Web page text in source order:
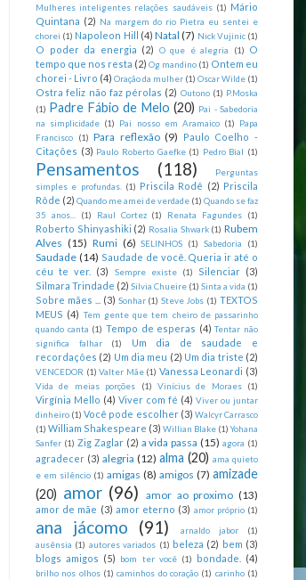
Mulheres inteligentes relações saudáveis (1) Mário
Quintana (2)
Na margem do rio Pietra eu sentei e
chorei (1) Napoleon Hill (4) Natal (7) Nick Vujinic (1)
O poder da energia (2) O que é alegria (1)
O
tempo que nos resta (2) Og mandino (1) Ontem eu
chorei - Livro (4) Oração da mulher (1) Oscar Wilde (1)
Ostra feliz não faz pérolas (2) Outono (1) P.Moska
(1) Padre Fábio de Melo (20)
Pai - Sabedoria
na simplicidade (1) Pai nosso em Aramaico (1)
Papa
Francisco
(1) Para reflexão (9)
Paulo Coelho -
Citações (3) Paulo Roberto Gaefke (1) Pedro Bial (1)
Pensamentos (118)
Perguntas
simples e profundas. (1) Priscila Rodê (2) Priscila
Rôde (2) Quando me amei de verdade (1) Quando se faz
35 anos...
(1) Raul Cortez (1) Renata Fagundes (1)
Roberto Shinyashiki (2) Rosalia Shwark (1) Rubem
Alves (15) Rumi (6) SELINHOS (1) Sabedoria (1)
Saudade (14) Saudade de você. Queria ir até o
céu te ver.
(3) Sempre existe (1) Silenciar (3)
Silmara Trindade (2) Silvia Chueire (1) Sinta a vida (1)
Sobre mães ... (3) Sonhar (1) Steve Jobs (1) TEXTOS
MEUS (4) Tem gente que tem cheiro de passarinho
quando canta (1) Tempo de esperas (4) Tentar não
significa falhar
(1)
Um dia de saudade e
recordações (2) Um dia meu (2) Um dia triste (2)
VENCEDOR (1) Valter Mãe (1) Vanessa Leonardi (3)
Vida de meias porções (1) Vinícius de Moraes (1)
Virgínia Mello (4) Viver com fé (4) Viver ou juntar
dinheiro (1) Você pode escolher (3) Walcyr Carrasco
(1) William Shakespeare (3) Willian Blake (1) Yohana
Sanfer (1) Zig Zaglar (2) a vida passa (15) agora (1)
agradecer (3) alegria (12) alma (20) ama quieto
e em silêncio (1) amigas (8) amigos (7) amizade
(20) amor (96) amor ao proximo (13)
amor de mãe (3) amor eterno (3) amor próprio (1)
ana jácomo (91) arnaldo jabor
(1)
ausênsia (1) autores variados (1) beleza (2) bem (3)
blogs amigos (5) bom ter você (1) bondade. (4)
brilho nos olhos (1) caminhos do coração (1) carinho (1)